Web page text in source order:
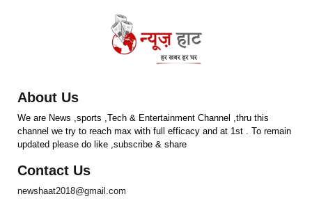
About Us
We are News ,sports ,Tech & Entertainment Channel ,thru this
channel we try to reach max with full efficacy and at 1st . To remain
updated please do like ,subscribe & share
Contact Us
newshaat2018@gmail.com